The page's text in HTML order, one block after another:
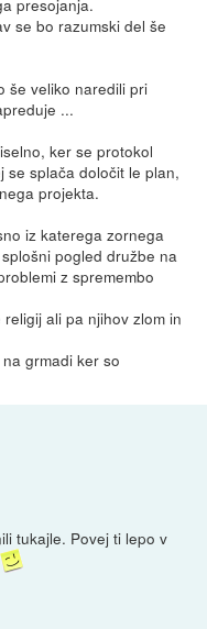
se bo razumski del še
še veliko naredili pri
...
ker se protokol
se splača določit le plan,
projekta.
iz katerega zornega
pogled družbe na
z spremembo
ali pa njihov zlom in
grmadi ker so
tukajle. Povej ti lepo v